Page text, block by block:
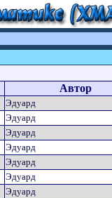
Автор
Эдуард
Эдуард
Эдуард
Эдуард
Эдуард
Эдуард
Эдуард